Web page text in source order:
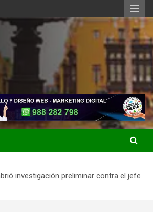
del mundo distrital, vecinal, municipal y de
Metropolitana, sin descuidar las noticias
investigación preliminar contra el jefe